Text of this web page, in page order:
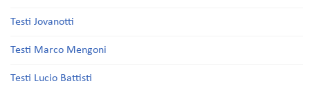
Testi Jovanotti
Testi Marco Mengoni
Testi Lucio Battisti